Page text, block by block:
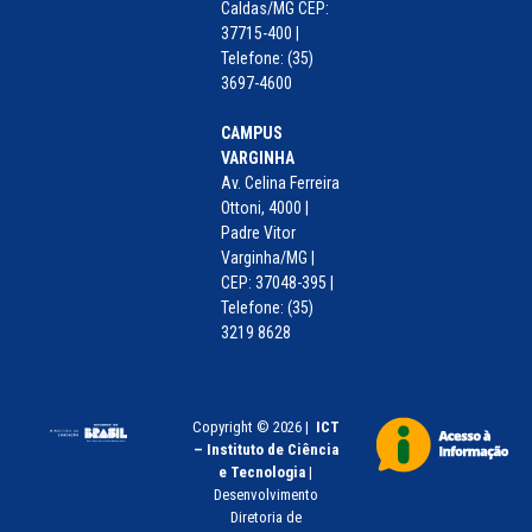
Caldas/MG CEP:
37715-400 |
Telefone: (35)
3697-4600
CAMPUS
VARGINHA
Av. Celina Ferreira
Ottoni, 4000 |
Padre Vitor
Varginha/MG |
CEP: 37048-395 |
Telefone: (35)
3219 8628
Copyright © 2026 | ICT
– Instituto de Ciência
e Tecnologia |
Desenvolvimento
Diretoria de